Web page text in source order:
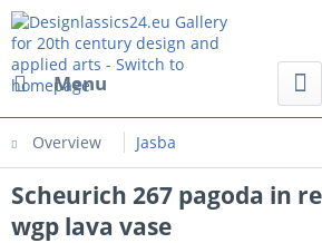
Menu
Overview Jasba
Scheurich 267 pagoda in
wgp lava vase